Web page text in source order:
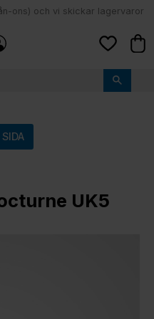
ons) och vi skickar lagervaror
UK5